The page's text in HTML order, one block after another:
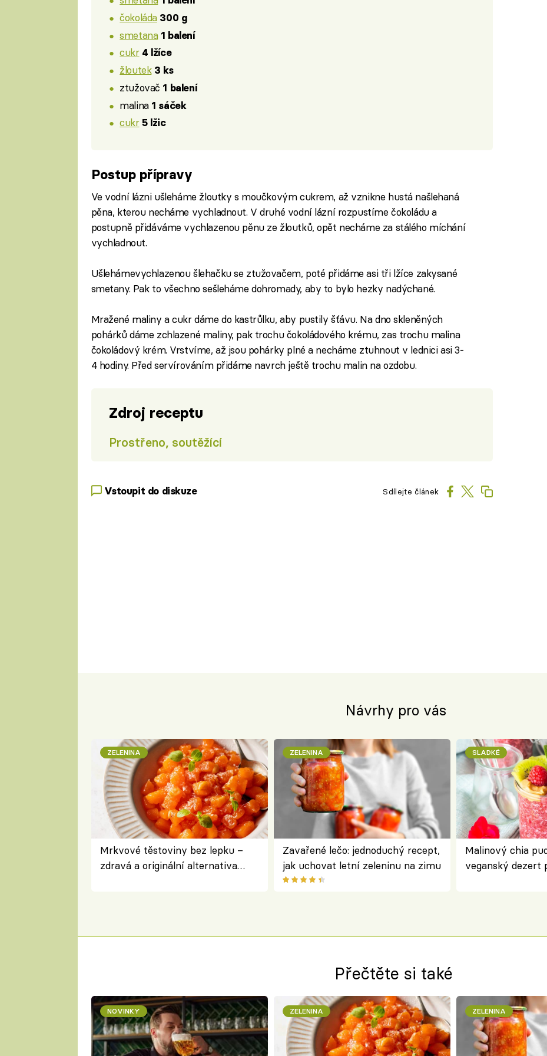
čokoláda 300 g
smetana 1 balení
cukr 4 lžíce
žloutek 3 ks
ztužovač 1 balení
malina 1 sáček
cukr 5 lžic
Postup přípravy
Ve vodní lázni ušleháme žloutky s moučkovým cukrem, až vznikne hustá našlehaná
pěna, kterou necháme vychladnout. V druhé vodní lázní rozpustíme čokoládu a
postupně přidáváme vychlazenou pěnu ze žloutků, opět necháme za stálého míchání
vychladnout.
Ušlehámevychlazenou šlehačku se ztužovačem, poté přidáme asi tři lžíce zakysané
smetany. Pak to všechno sešleháme dohromady, aby to bylo hezky nadýchané.
Mražené maliny a cukr dáme do kastrůlku, aby pustily šťávu. Na dno skleněných
pohárků dáme zchlazené maliny, pak trochu čokoládového krému, zas trochu malina
čokoládový krém. Vrstvíme, až jsou pohárky plné a necháme ztuhnout v lednici asi 3-
4 hodiny. Před servírováním přidáme navrch ještě trochu malin na ozdobu.
Zdroj receptu
Prostřeno, soutěžící
Vstoupit do diskuze Sdílejte článek
Návrhy pro vás
ZELENINA
Mrkvové těstoviny bez lepku –
zdravá a originální alternativa
ZELENINA
Zavařené lečo: jednoduchý recept,
jak uchovat letní zeleninu na zimu
SLADKÉ
Malinový chia
veganský dezert
Přečtěte si také
NOVINKY ZELENINA ZELENINA